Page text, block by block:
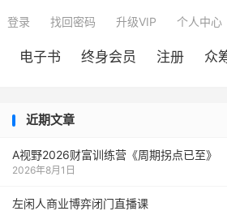
电子书 终身会员 注册 众
登录 找回密码 升级VIP 个人中心
近期文章
A视野2026财富训练营《周期拐点已至》
2026年8月1日
左闲人商业博弈闭门直播课